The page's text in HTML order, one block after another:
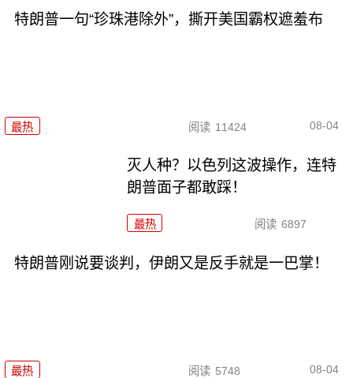
特朗普一句“珍珠港除外”，撕开美国霸权遮羞布
最热 阅读 11424 08-04
灭人种？以色列这波操作，连特
朗普面子都敢踩！
最热 阅读 6897
特朗普刚说要谈判，伊朗又是反手就是一巴掌！
最热 阅读 5748 08-04